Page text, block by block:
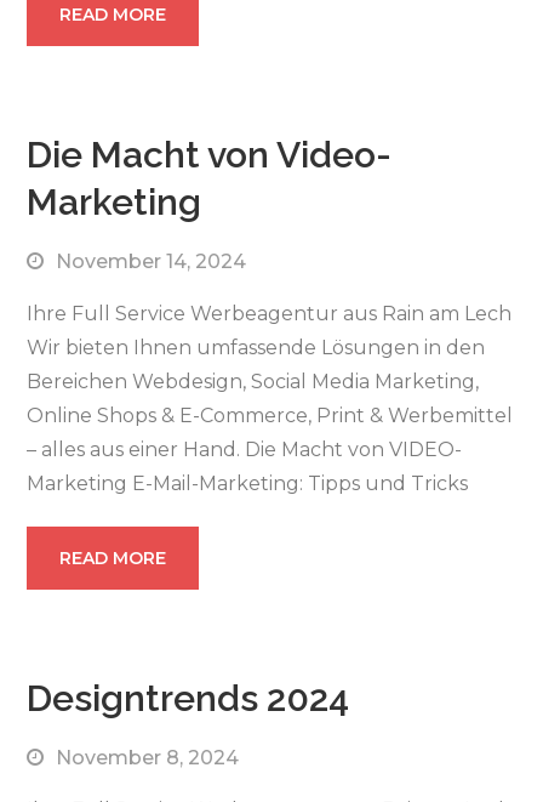
READ MORE
Die Macht von Video-
Marketing
November 14, 2024
Ihre Full Service Werbeagentur aus Rain am Lech
Wir bieten Ihnen umfassende Lösungen in den
Bereichen Webdesign, Social Media Marketing,
Online Shops & E-Commerce, Print & Werbemittel
– alles aus einer Hand. Die Macht von VIDEO-
Marketing E-Mail-Marketing: Tipps und Tricks
READ MORE
Designtrends 2024
November 8, 2024